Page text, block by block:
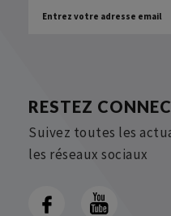
RESTEZ
Suivez toutes les
les réseaux sociaux